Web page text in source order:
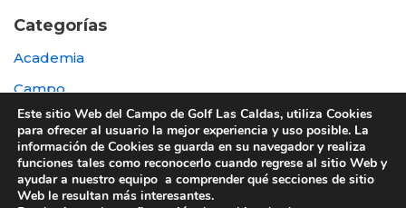
Categorías
Academia
Campo
Destacada
Otras
Este sitio Web del Campo de Golf Las Caldas, utiliza Cookies
para ofrecer al usuario la mejor experiencia y uso posible. La
información de Cookies se guarda en su navegador y realiza
funciones tales como reconocerlo cuando regrese al sitio Web y
ayudar a nuestro equipo a comprender qué secciones de sitio
Web le resultan más interesantes.